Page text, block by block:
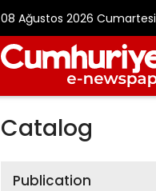
08 Ağustos 2026 Cumartesi
Catalog
Publication